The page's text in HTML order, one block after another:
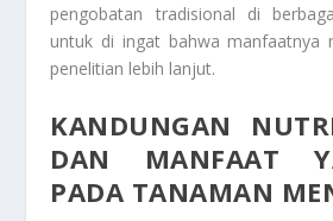
pengobatan tradisional di
untuk di ingat bahwa manfaatnya
penelitian lebih lanjut.
KANDUNGAN
DAN MANFAAT
PADA TANAMAN